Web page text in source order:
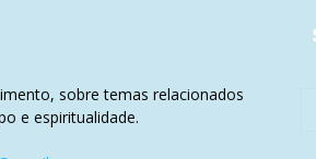
sobre temas relacionados
e espiritualidade.